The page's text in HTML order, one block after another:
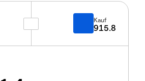
Kauf
915.8